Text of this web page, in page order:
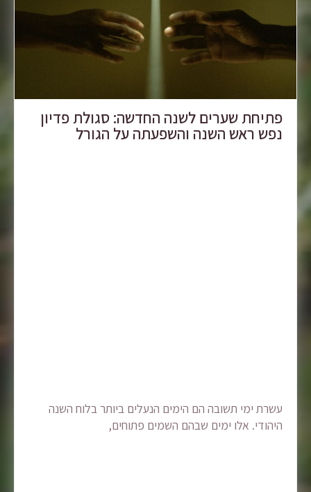
פתיחת שערים לשנה החדשה: סגולת פדיון
נפש ראש השנה והשפעתה על הגורל
עשרת ימי תשובה הם הימים הנעלים ביותר בלוח השנה
היהודי. אלו ימים שבהם השמים פתוחים,